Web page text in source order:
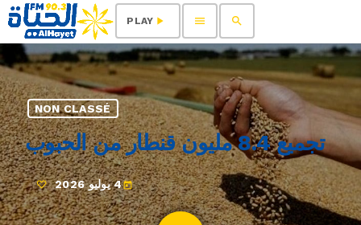
search
menu
play_arrow
PLAY
NON CLASSÉ
تجميع 8.4 مليون قنطار من الحبوب
today4 يوليو 2026